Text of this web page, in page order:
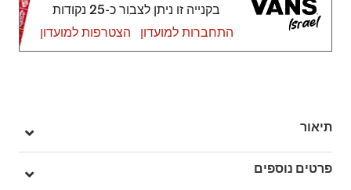
בקנייה זו ניתן לצבור כ-25 נקודות
התחברות למועדון
הצטרפות למועדון
תיאור
ה-Skate Old Skool 36+ לוקחות את העיצוב האייקוני שאתם מכירים
פרטים נוספים